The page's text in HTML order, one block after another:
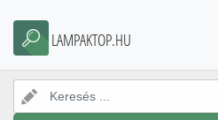
LAMPAKTOP.HU